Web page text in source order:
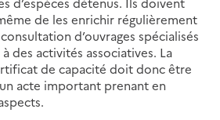
de les enrichir régulièrement
d’ouvrages spécialisés
des activités associatives. La
de capacité doit donc être
acte important prenant en